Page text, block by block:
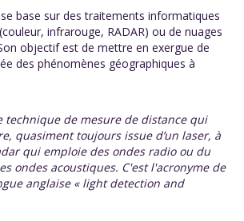
base sur des traitements informatiques
infrarouge, RADAR) ou de nuages
objectif est de mettre en exergue de
des phénomènes géographiques à
technique de mesure de distance qui
quasiment toujours issue d’un laser, à
qui emploie des ondes radio ou du
ondes acoustiques. C'est l'acronyme de
anglaise « light detection and